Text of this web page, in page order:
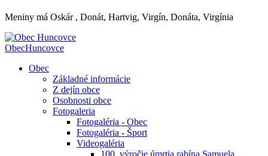
Meniny má Oskár , Donát, Hartvig, Virgín, Donáta, Virgínia
ObecHuncovce
Obec
Základné informácie
Z dejín obce
Osobnosti obce
Fotogaleria
Fotogaléria - Obec
Fotogaléria - Šport
Videogaléria
100. výročie úmrtia rabína Samuela